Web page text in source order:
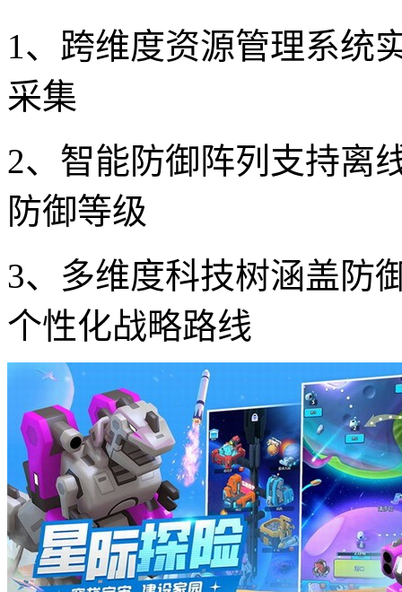
1、跨维度资源管理系统
采集
2、智能防御阵列支持离
防御等级
3、多维度科技树涵盖防
个性化战略路线